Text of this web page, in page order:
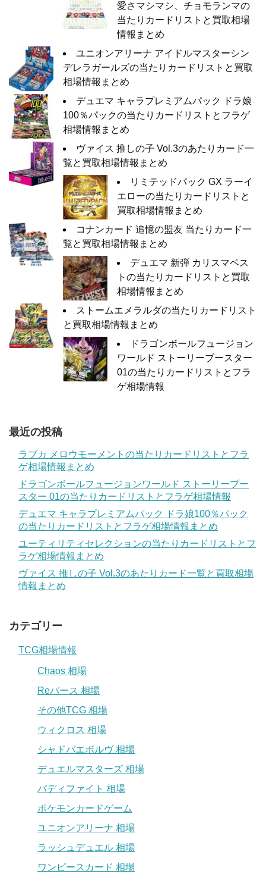
愛さマシマシ、チョモランマの
当たりカードリストと買取相場
情報まとめ
ユニオンアリーナ アイドルマスターシン
デレラガールズの当たりカードリストと買取
相場情報まとめ
デュエマ キャラプレミアムパック ドラ娘
100％パックの当たりカードリストとフラゲ
相場情報まとめ
ヴァイス 推しの子 Vol.3のあたりカード一
覧と買取相場情報まとめ
リミテッドパック GX ラーイ
エローの当たりカードリストと
買取相場情報まとめ
コナンカード 追憶の盟友 当たりカード一
覧と買取相場情報まとめ
デュエマ 新弾 カリスマベス
トの当たりカードリストと買取
相場情報まとめ
ストームエメラルダの当たりカードリスト
と買取相場情報まとめ
ドラゴンボールフュージョン
ワールド ストーリーブースター
01の当たりカードリストとフラ
ゲ相場情報
最近の投稿
ラブカ メロウモーメントの当たりカードリストとフラ
ゲ相場情報まとめ
ドラゴンボールフュージョンワールド ストーリーブー
スター 01の当たりカードリストとフラゲ相場情報
デュエマ キャラプレミアムパック ドラ娘100％パック
の当たりカードリストとフラゲ相場情報まとめ
ユーティリティセレクションの当たりカードリストとフ
ラゲ相場情報まとめ
ヴァイス 推しの子 Vol.3のあたりカード一覧と買取相場
情報まとめ
カテゴリー
TCG相場情報
Chaos 相場
Reバース 相場
その他TCG 相場
ウィクロス 相場
シャドバエボルヴ 相場
デュエルマスターズ 相場
バディファイト 相場
ポケモンカードゲーム
ユニオンアリーナ 相場
ラッシュデュエル 相場
ワンピースカード 相場